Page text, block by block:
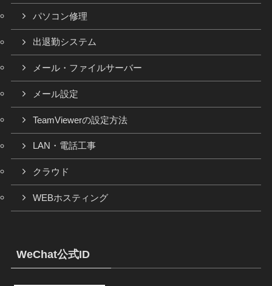
パソコン修理
出退勤システム
メール・ファイルサーバー
メール設定
TeamViewerの設定方法
LAN・電話工事
クラウド
WEBホスティング
WeChat公式ID